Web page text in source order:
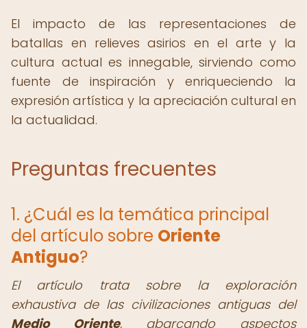
El impacto de las representaciones de
batallas en relieves asirios en el arte y la
cultura actual es innegable, sirviendo como
fuente de inspiración y enriqueciendo la
expresión artística y la apreciación cultural en
la actualidad.
Preguntas frecuentes
1. ¿Cuál es la temática principal
del artículo sobre Oriente
Antiguo?
El artículo trata sobre la exploración
exhaustiva de las civilizaciones antiguas del
Medio Oriente, abarcando aspectos